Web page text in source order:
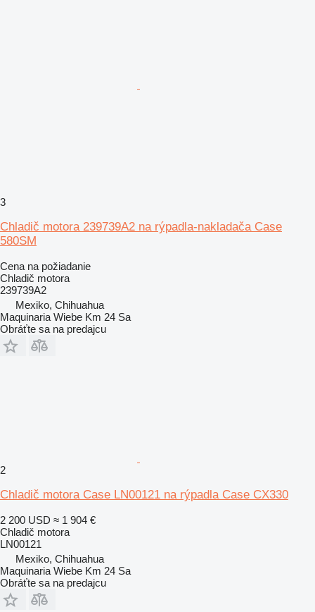
3
Chladič motora 239739A2 na rýpadla-nakladača Case
580SM
Cena na požiadanie
Chladič motora
239739A2
Mexiko, Chihuahua
Maquinaria Wiebe Km 24 Sa
Obráťte sa na predajcu
2
Chladič motora Case LN00121 na rýpadla Case CX330
2 200 USD ≈ 1 904 €
Chladič motora
LN00121
Mexiko, Chihuahua
Maquinaria Wiebe Km 24 Sa
Obráťte sa na predajcu